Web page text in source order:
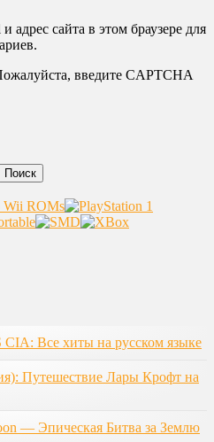
адрес сайта в этом браузере для
введите CAPTCHA
Поиск
Все хиты на русском языке
Путешествие Лары Крофт на
— Эпическая Битва за Землю